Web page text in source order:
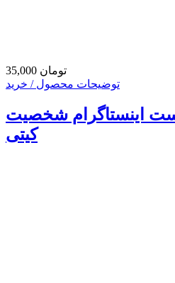
35,000 تومان
توضیحات محصول / خرید
اینستاگرام شخصیت
کیتی